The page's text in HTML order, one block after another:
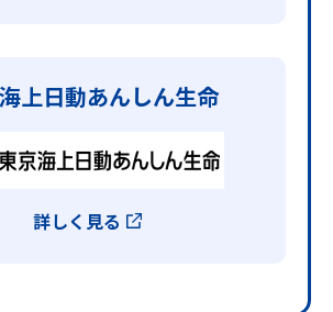
上日動あんしん生命
詳しく見る